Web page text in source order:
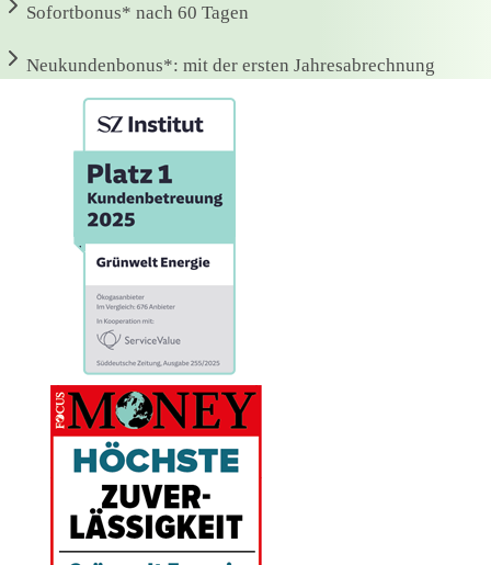
Sofortbonus* nach 60 Tagen
Neukundenbonus*: mit der ersten Jahresabrechnung